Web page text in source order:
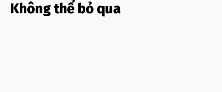
Không thể bỏ qua